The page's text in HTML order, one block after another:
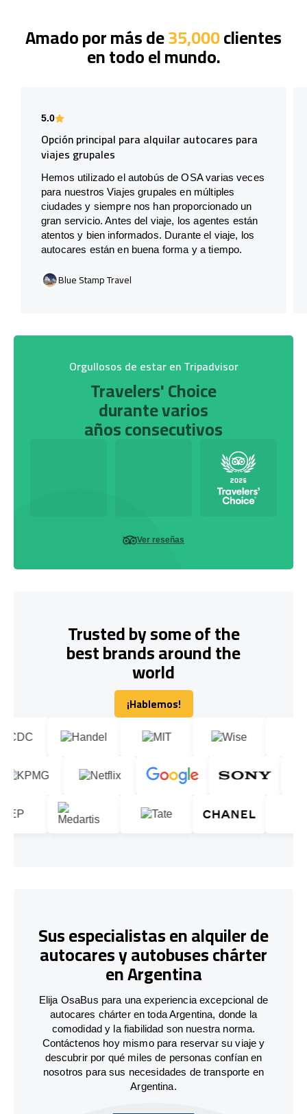
Amado por más de35,000clientes
en todo el mundo.
5.0
Opción principal para alquilar autocares para
viajes grupales
Hemos utilizado el autobús de OSA varias veces
para nuestros Viajes grupales en múltiples
ciudades y siempre nos han proporcionado un
gran servicio. Antes del viaje, los agentes están
atentos y bien informados. Durante el viaje, los
autocares están en buena forma y a tiempo.
Blue Stamp Travel
Orgullosos de estar en Tripadvisor
Travelers' Choice
durante varios
años consecutivos
Ver reseñas
Trusted by some of the
best brands around the
world
¡Hablemos!
¡Hablemos!
Sus especialistas en alquiler de
autocares y autobuses chárter
en Argentina
Elija OsaBus para una experiencia excepcional de
autocares chárter en toda Argentina, donde la
comodidad y la fiabilidad son nuestra norma.
Contáctenos hoy mismo para reservar su viaje y
descubrir por qué miles de personas confían en
nosotros para sus necesidades de transporte en
Argentina.